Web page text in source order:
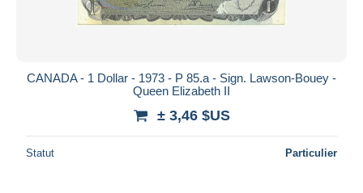
CANADA - 1 Dollar - 1973 - P 85.a - Sign. Lawson-Bouey -
Queen Elizabeth II
± 3,46 $US
Statut Particulier